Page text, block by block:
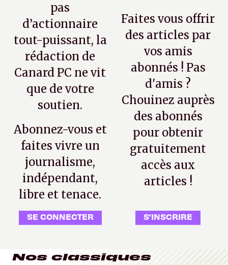
pas
d’actionnaire
tout-puissant, la
rédaction de
Canard PC ne vit
que de votre
soutien.
Abonnez-vous et
faites vivre un
journalisme,
indépendant,
libre et tenace.
SE CONNECTER
Faites vous offrir
des articles par
vos amis
abonnés ! Pas
d'amis ?
Chouinez auprès
des abonnés
pour obtenir
gratuitement
accès aux
articles !
S'INSCRIRE
Nos classiques